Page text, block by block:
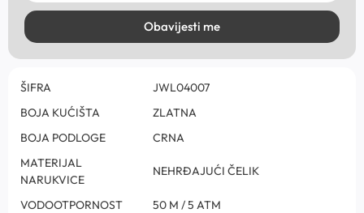
Obavijesti me
ŠIFRA
JWL04007
BOJA KUĆIŠTA
ZLATNA
BOJA PODLOGE
CRNA
MATERIJAL
NARUKVICE
NEHRĐAJUĆI ČELIK
VODOOTPORNOST
50 M / 5 ATM